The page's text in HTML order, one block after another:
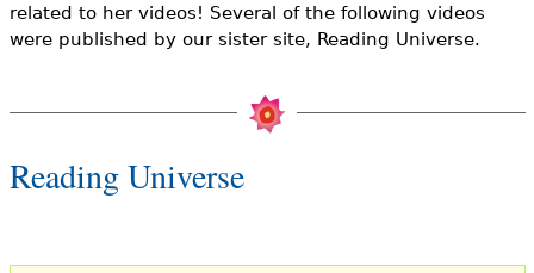
related to her videos! Several of the following videos
were published by our sister site, Reading Universe.
Reading Universe